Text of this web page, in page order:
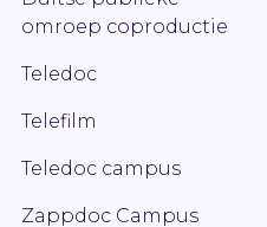
omroep coproductie
Teledoc
Telefilm
Teledoc campus
Zappdoc Campus